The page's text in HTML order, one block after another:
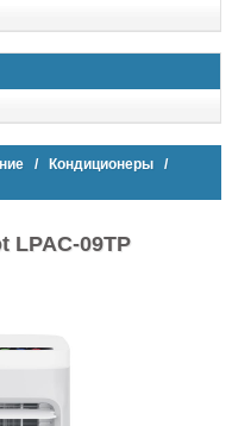
/ Кондиционеры /
LPAC-09TP